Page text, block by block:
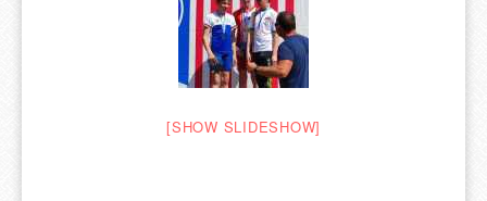
[SHOW SLIDESHOW]